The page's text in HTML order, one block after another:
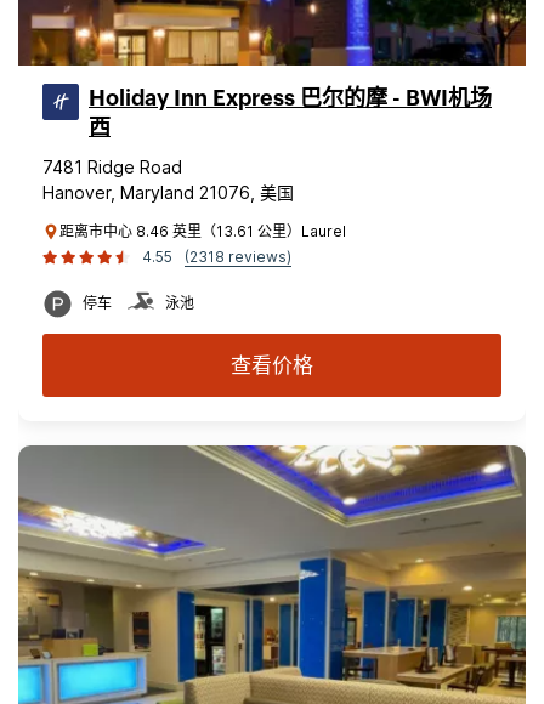
Holiday Inn Express 巴尔的摩 - BWI机场
西
7481 Ridge Road
Hanover, Maryland 21076, 美国
距离市中心 8.46 英里（13.61 公里）Laurel
4.55
(2318 reviews)
停车 泳池
查看价格